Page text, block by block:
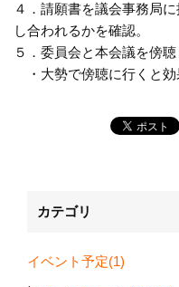
４．請願書を議会事務局
し合われるかを確認。
５．委員会と本会議を傍
・大勢で傍聴に行くと効
カテゴリ
イベント予定(1)